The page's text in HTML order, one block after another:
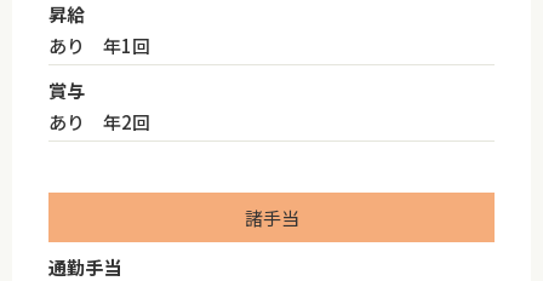
昇給
あり 年1回
賞与
あり 年2回
諸手当
通勤手当